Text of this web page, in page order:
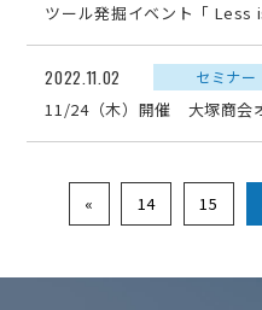
ツール発掘イベント「 Less
2022.11.02 セミナー
11/24（木）開催 大塚商会
« 14 15